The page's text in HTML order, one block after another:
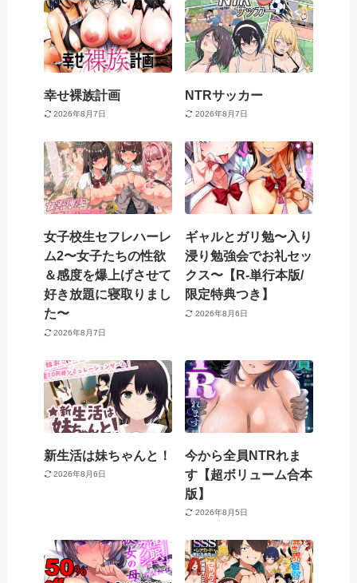
幸せ裸族計画
2026年8月7日
NTRサッカー
2026年8月7日
女子校生セフレハーレ
ム2〜女子たちの性欲
＆感度を爆上げさせて
好き放題に寝取りまし
た〜
2026年8月7日
ギャルとガリ勉〜入り
浸り勉強会でお礼セッ
クス〜【R-単行本版/
限定特典つき】
2026年8月6日
新生活は妹ちゃんと！
2026年8月6日
今から全員NTRれま
す【超ボリューム合本
版】
2026年8月5日